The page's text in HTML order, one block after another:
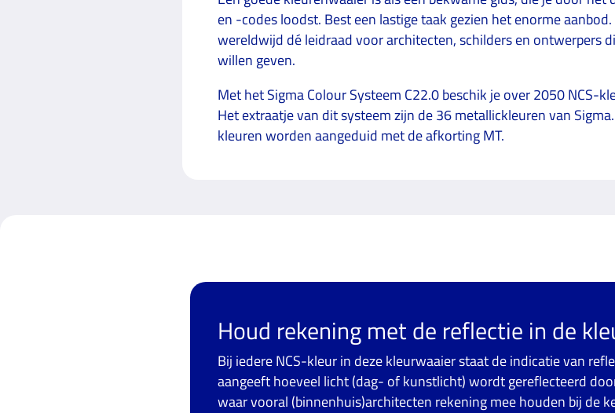
en -codes loodst. Best een lastige taak gezien het enorme
wereldwijd dé leidraad voor architecten, schilders en ontwerpers
willen geven.
Met het Sigma Colour Systeem C22.0 beschik je over 2050 NCS-
Het extraatje van dit systeem zijn de 36 metallickleuren van
kleuren worden aangeduid met de afkorting MT.
Houd rekening met de reflectie in de
Bij iedere NCS-kleur in deze kleurwaaier staat de indicatie van
aangeeft hoeveel licht (dag- of kunstlicht) wordt gereflecteerd
waar vooral (binnenhuis)architecten rekening mee houden bij de